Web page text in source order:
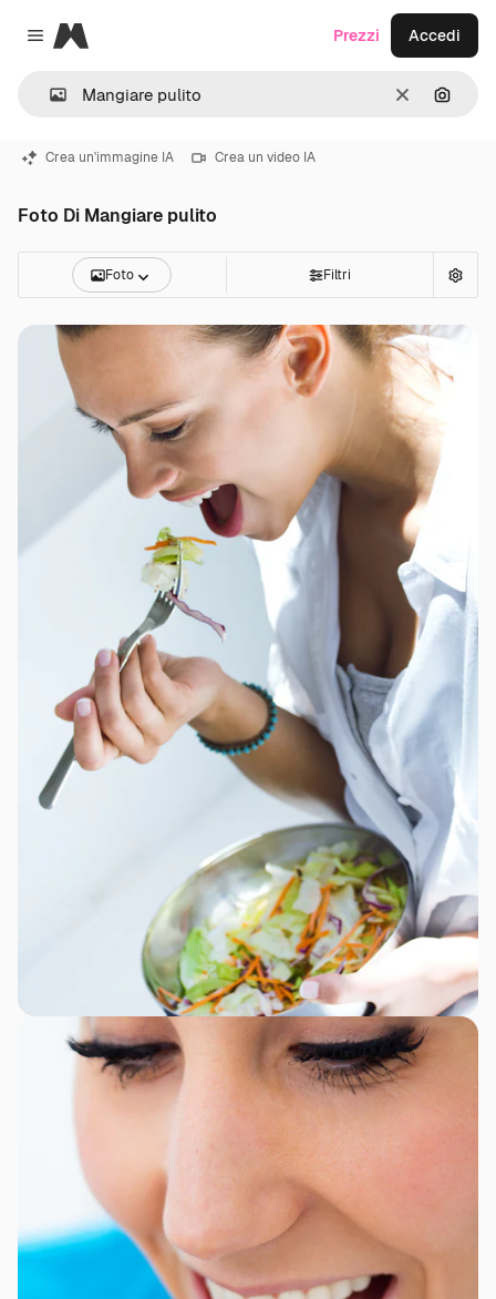
Close menu
Magnific
CancellaCerca
Prezzi Accedi
Crea un'immagine IA Crea un video IA
Foto Di Mangiare pulito
Foto Filtri